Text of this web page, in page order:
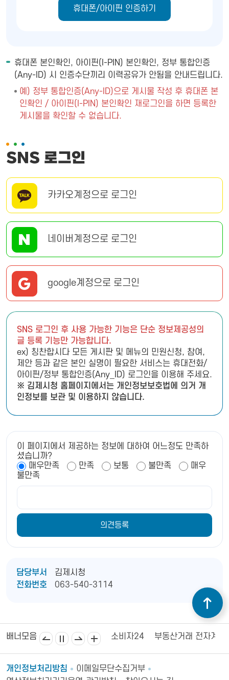
휴대폰/아이핀 인증하기
휴대폰 본인확인, 아이핀(I-PIN) 본인확인, 정부 통합인증
(Any-ID) 시 인증수단끼리 이력공유가 안됨을 안내드립니다.
예) 정부 통합인증(Any-ID)으로 게시물 작성 후 휴대폰 본
인확인 / 아이핀(I-PIN) 본인확인 재로그인을 하면 등록한
게시물을 확인할 수 없습니다.
SNS 로그인
카카오계정으로 로그인
네이버계정으로 로그인
google계정으로 로그인
SNS 로그인 후 사용 가능한 기능은 단순 정보제공성의
글 등록 기능만 가능합니다.
ex) 칭찬합시다 모든 게시판 및 메뉴의 민원신청, 참여,
제안 등과 같은 본인 실명이 필요한 서비스는 휴대전화/
아이핀/정부 통합인증(Any_ID) 로그인을 이용해 주세요.
※ 김제시청 홈페이지에서는 개인정보보호법에 의거 개
인정보를 보관 및 이용하지 않습니다.
이 페이지에서 제공하는 정보에 대하여 어느정도 만족하
셨습니까?
매우만족
만족 보통 불만족
매우
불만족
담당부서
김제시청
전화번호
063-540-3114
배너모음
제상공회의소 김제시의회 소비자24 부동산거래 전자계약
개인정보처리방침
이메일무단수집거부